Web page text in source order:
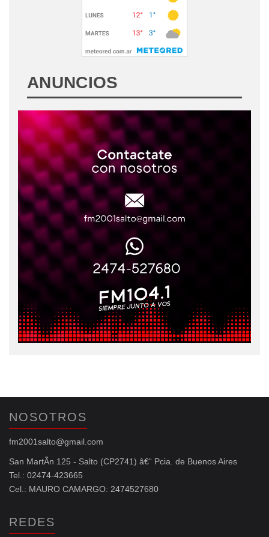
ANUNCIOS
NOSOTROS
fm2001salto@gmail.com
San MartÃ­n 125 - Salto (CP2741) â€“ Pcia. de Buenos Aires
Tel.: 02474-423665
Cel.: MAURO CAMARGO: 2474527680
REDES